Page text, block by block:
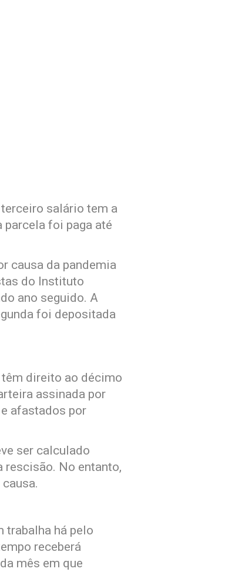
salário tem a
parcela foi paga até
causa da pandemia
do Instituto
ano seguido. A
foi depositada
direito ao décimo
assinada por
afastados por
ser calculado
rescisão. No entanto,
trabalha há pelo
receberá
mês em que